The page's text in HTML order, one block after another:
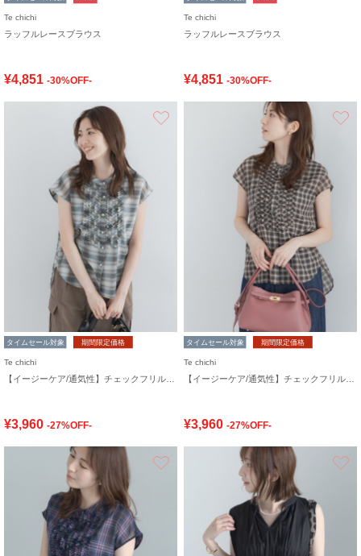
Te chichi
ラッフルレースブラウス
¥4,851 -30%OFF-
Te chichi
ラッフルレースブラウス
¥4,851 -30%OFF-
タイムセール対象 期間限定価格
Te chichi
¥3,960 -27%OFF-
タイムセール対象 期間限定価格
Te chichi
¥3,960 -27%OFF-